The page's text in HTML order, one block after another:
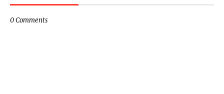
0 Comments